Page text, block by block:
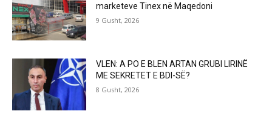
marketeve Tinex në Maqedoni
9 Gusht, 2026
VLEN: A PO E BLEN ARTAN GRUBI LIRINË
ME SEKRETET E BDI-SË?
8 Gusht, 2026